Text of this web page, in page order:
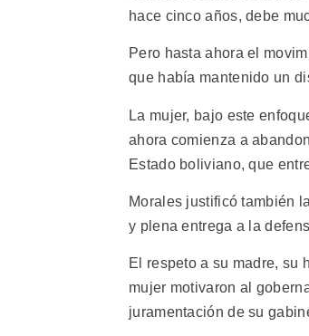
hace cinco años, debe
Pero hasta ahora el
que había mantenido un
La mujer, bajo este
ahora comienza a
Estado boliviano, que
Morales justificó también
y plena entrega a la
El respeto a su madre, su
mujer motivaron al
juramentación de su